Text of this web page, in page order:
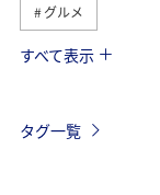
グルメ
趣味
すべて表示
タグ一覧